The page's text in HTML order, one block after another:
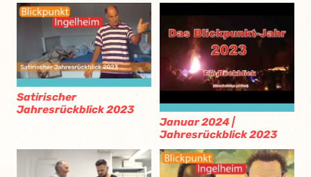
Satirischer
Jahresrückblick 2023
Januar 2024 |
Jahresrückblick 2023